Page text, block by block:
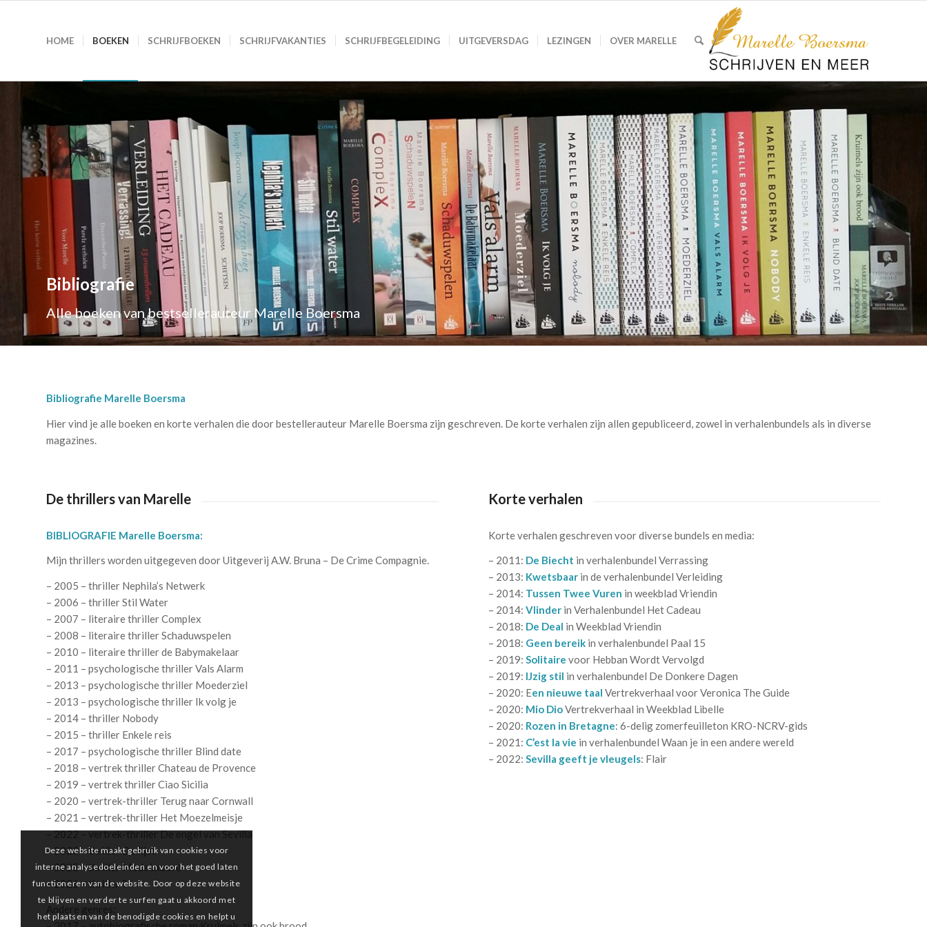
HOME BOEKEN SCHRIJFBOEKEN SCHRIJFVAKANTIES SCHRIJFBEGELEIDING UITGEVERSDAG LEZINGEN OVER MARELLE
Bibliografie
Alle boeken van bestsellerauteur Marelle Boersma
Bibliografie Marelle Boersma
Hier vind je alle boeken en korte verhalen die door bestellerauteur Marelle Boersma zijn geschreven. De korte verhalen zijn allen gepubliceerd, zowel in verhalenbundels als in diverse
magazines.
De thrillers van Marelle
BIBLIOGRAFIE Marelle Boersma:
Mijn thrillers worden uitgegeven door Uitgeverij A.W. Bruna – De Crime Compagnie.
– 2005 – thriller Nephila’s Netwerk
– 2006 – thriller Stil Water
– 2007 – literaire thriller Complex
– 2008 – literaire thriller Schaduwspelen
– 2010 – literaire thriller de Babymakelaar
– 2011 – psychologische thriller Vals Alarm
– 2013 – psychologische thriller Moederziel
– 2013 – psychologische thriller Ik volg je
– 2014 – thriller Nobody
– 2015 – thriller Enkele reis
– 2017 – psychologische thriller Blind date
– 2018 – vertrek thriller Chateau de Provence
– 2019 – vertrek thriller Ciao Sicilia
– 2020 – vertrek-thriller Terug naar Cornwall
– 2021 – vertrek-thriller Het Moezelmeisje
– 2022 – vertrek-thriller De engel van Sevilla
– 2023 – thriller De lijst
– 2025 – thriller Modelmoord
– 2026 – thriller ?
Korte verhalen
Korte verhalen geschreven voor diverse bundels en media:
– 2011: De Biecht in verhalenbundel Verrassing
– 2013: Kwetsbaar in de verhalenbundel Verleiding
– 2014: Tussen Twee Vuren in weekblad Vriendin
– 2014:Vlinder in Verhalenbundel Het Cadeau
– 2018: De Deal in Weekblad Vriendin
– 2018: Geen bereik in verhalenbundel Paal 15
– 2019:Solitaire voor Hebban Wordt Vervolgd
– 2019: IJzig stil in verhalenbundel De Donkere Dagen
– 2020: Een nieuwe taal Vertrekverhaal voor Veronica The Guide
– 2020: Mio DioVertrekverhaal in Weekblad Libelle
– 2020: Rozen in Bretagne: 6-delig zomerfeuilleton KRO-NCRV-gids
– 2021: C’est la vie in verhalenbundel Waan je in een andere wereld
– 2022:Sevilla geeft je vleugels: Flair
Deze website maakt gebruik van cookies voor
interne analysedoeleinden en voor het goed laten
functioneren van de website. Door op deze website
te blijven en verder te surfen gaat u akkoord met
het plaatsen van de benodigde cookies en helpt u